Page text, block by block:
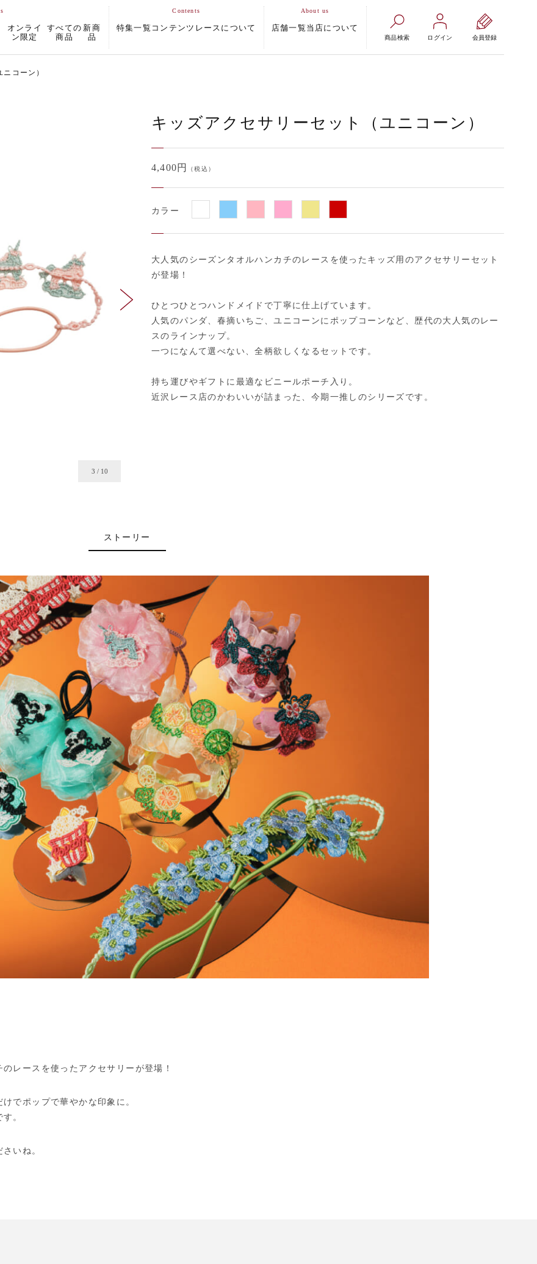
オンライ
ン限定
すべての
商品
新商
品
特集一覧 コンテンツ レースについて 店舗一覧 当店について
商品検索 ログイン 会員登録
コーン）
4 / 10
キッズアクセサリーセット（ユニコーン）
4,400円 （税込）
カラー
大人気のシーズンタオルハンカチのレースを使ったキッズ用のアクセサリーセット
が登場！
ひとつひとつハンドメイドで丁寧に仕上げています。
人気のパンダ、春摘いちご、ユニコーンにポップコーンなど、歴代の大人気のレー
スのラインナップ。
一つになんて選べない、全柄欲しくなるセットです。
持ち運びやギフトに最適なビニールポーチ入り。
近沢レース店のかわいいが詰まった、今期一推しのシリーズです。
ストーリー
レースを使ったアクセサリーが登場！
でポップで華やかな印象に。
。
いね。